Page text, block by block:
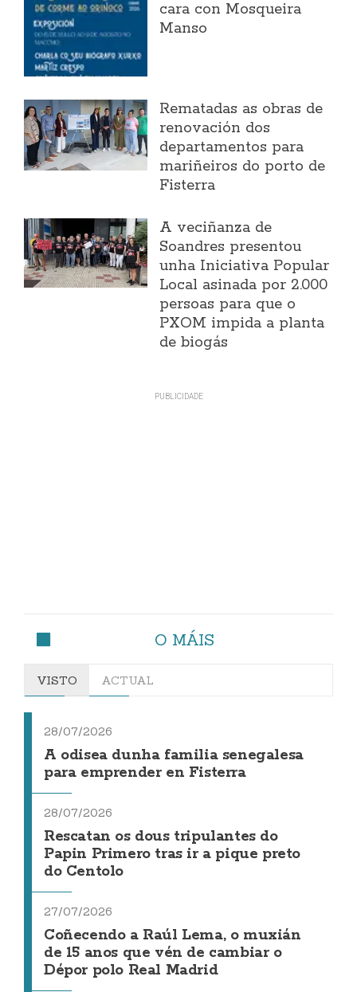
cara con Mosqueira
Manso
Rematadas as obras de
renovación dos
departamentos para
mariñeiros do porto de
Fisterra
A veciñanza de
Soandres presentou
unha Iniciativa Popular
Local asinada por 2.000
persoas para que o
PXOM impida a planta
de biogás
O MÁIS
VISTO ACTUAL
28/07/2026
A odisea dunha familia senegalesa
para emprender en Fisterra
28/07/2026
Rescatan os dous tripulantes do
Papin Primero tras ir a pique preto
do Centolo
27/07/2026
Coñecendo a Raúl Lema, o muxián
de 15 anos que vén de cambiar o
Dépor polo Real Madrid